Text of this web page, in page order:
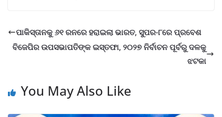
ପାକିସ୍ତାନକୁ ୬୧ ରନରେ ହରାଇଲା ଭାରତ, ସୁପର-୮ରେ ପ୍ରବେଶ
ବିଜେପିର ଉପସଭାପତିଙ୍କ ଇସ୍ତଫା, ୨୦୨୭ ନିର୍ବାଚନ ପୂର୍ବରୁ ଦଳକୁ
ଝଟକା
You May Also Like